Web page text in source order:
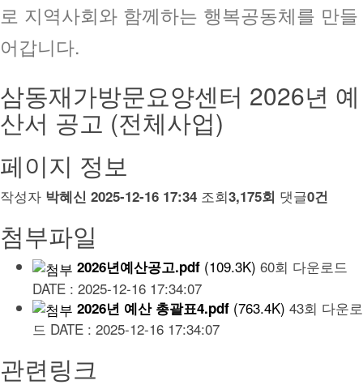
로 지역사회와 함께하는 행복공동체를 만들
어갑니다.
삼동재가방문요양센터 2026년 예
산서 공고 (전체사업)
페이지 정보
작성자 박혜신 2025-12-16 17:34 조회3,175회 댓글0건
첨부파일
2026년예산공고.pdf (109.3K) 60회 다운로드
DATE : 2025-12-16 17:34:07
2026년 예산 총괄표4.pdf (763.4K) 43회 다운로
드 DATE : 2025-12-16 17:34:07
관련링크